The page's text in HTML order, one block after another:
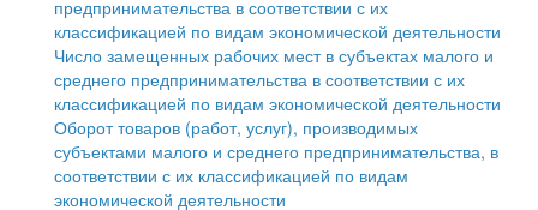
Здравоохранение
Социальная защита
Фотоальбом
Муниципальный контроль
Муниципальные услуги
Проекты административных регламентов
Антимонопольный комплаенс
Противодействие коррупции
среднего предпринимательства
Информационная поддержка субъектов малого и
среднего предпринимательства
Муниципальные программы
Контрольно-счетная палата
предпринимательства в соответствии с их
классификацией по видам экономической деятельности
Число замещенных рабочих мест в субъектах малого и
среднего предпринимательства в соответствии с их
классификацией по видам экономической деятельности
Оборот товаров (работ, услуг), производимых
субъектами малого и среднего предпринимательства, в
соответствии с их классификацией по видам
экономической деятельности